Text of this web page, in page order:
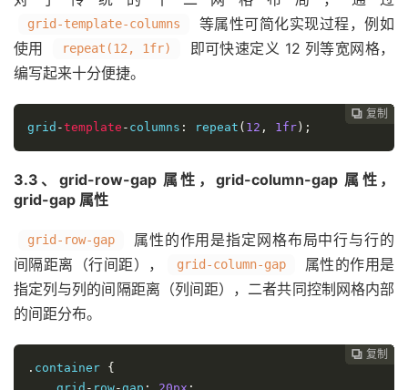
grid-template-columns
等属性可简化实现过程，例如
使用
repeat(12, 1fr)
即可快速定义 12 列等宽网格，
编写起来十分便捷。
 复制
 复制
 复制
 复制
 复制
 复制
 复制
 复制
 复制
 复制
 复制
 复制
 复制
 复制
 复制
 复制
 复制
 复制
 复制
 复制
 复制
 复制
 复制
 复制
 复制
 复制
 复制
 复制
 复制
 复制
grid -template - columns : repeat ( 12 , 1fr );
3.3、grid-row-gap 属性，grid-column-gap 属性，
grid-gap 属性
grid-row-gap
属性的作用是指定网格布局中行与行的
间隔距离（行间距），
grid-column-gap
属性的作用是
指定列与列的间隔距离（列间距），二者共同控制网格内部
的间距分布。
 复制
 复制
 复制
 复制
 复制
 复制
 复制
 复制
 复制
 复制
 复制
 复制
 复制
 复制
 复制
 复制
 复制
 复制
 复制
 复制
 复制
 复制
 复制
 复制
 复制
 复制
 复制
 复制
 复制
. container {